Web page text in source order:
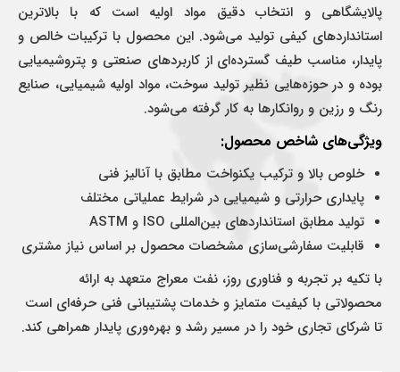
پالایشگاهی و انتخاب دقیق مواد اولیه است که با بالاترین
استانداردهای کیفی تولید می‌شود. این محصول با ترکیبات خالص و
پایدار، مناسب طیف گسترده‌ای از کاربردهای صنعتی و پتروشیمیایی
بوده و در حوزه‌هایی نظیر تولید سوخت، مواد اولیه شیمیایی، صنایع
رنگ و رزین و روانکارها به کار گرفته می‌شود.
ویژگی‌های شاخص محصول:
خلوص بالا و ترکیب یکنواخت مطابق با آنالیز فنی
پایداری حرارتی و شیمیایی در شرایط عملیاتی مختلف
تولید مطابق استانداردهای بین‌المللی ISO و ASTM
قابلیت سفارشی‌سازی مشخصات محصول بر اساس نیاز مشتری
با تکیه بر تجربه و فناوری روز، نفت معراج متعهد به ارائه
محصولاتی با کیفیت متمایز و خدمات پشتیبانی فنی حرفه‌ای است
تا شرکای تجاری خود را در مسیر رشد و بهره‌وری پایدار همراهی کند.